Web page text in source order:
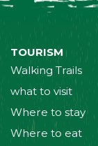
TOURISM
Walking Trails
what to visit
Where to stay
Where to eat